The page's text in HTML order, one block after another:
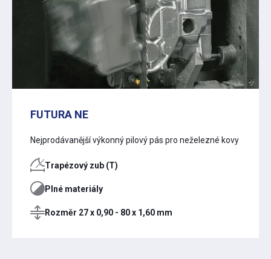
FUTURA NE
Nejprodávanější výkonný pilový pás pro neželezné kovy
Trapézový zub (T)
Plné materiály
Rozměr 27 x 0,90 - 80 x 1,60 mm